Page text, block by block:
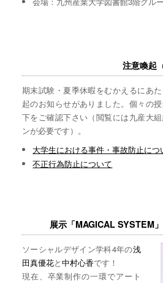
注意喚起
期末試験・夏季休暇をむかえるにあ
起のお知らせがありました。個々の
下をご確認下さい（閲覧には九産大
ンが必要です）。
大学生における事件・事故防止につ
不正行為防止について
展示「MAGICAL SYSTEM
ソーシャルデザイン学科4年の浅
田真優花と中村心香です！
現在、卒業制作の一環でアート